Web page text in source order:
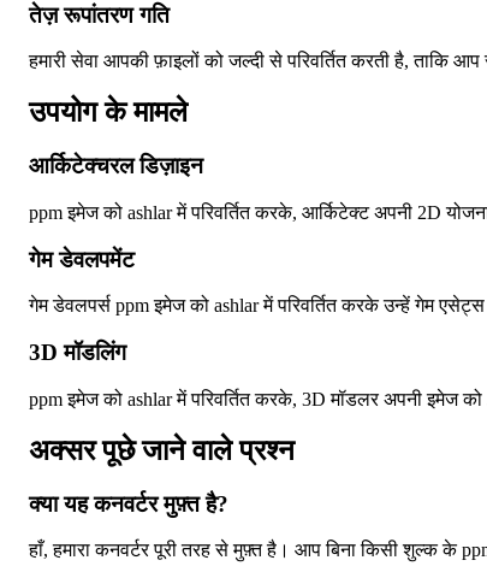
तेज़ रूपांतरण गति
हमारी सेवा आपकी फ़ाइलों को जल्दी से परिवर्तित करती है, ताकि
उपयोग के मामले
आर्किटेक्चरल डिज़ाइन
ppm इमेज को ashlar में परिवर्तित करके, आर्किटेक्ट अपनी 2D
गेम डेवलपमेंट
गेम डेवलपर्स ppm इमेज को ashlar में परिवर्तित करके उन्हें गेम
3D मॉडलिंग
ppm इमेज को ashlar में परिवर्तित करके, 3D मॉडलर अपनी
अक्सर पूछे जाने वाले प्रश्न
क्या यह कनवर्टर मुफ़्त है?
हाँ, हमारा कनवर्टर पूरी तरह से मुफ़्त है। आप बिना किसी शुल्क के